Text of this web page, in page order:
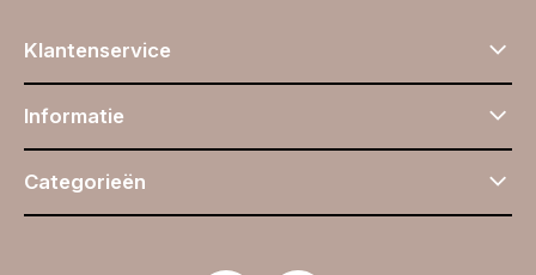
Klantenservice
Informatie
Categorieën